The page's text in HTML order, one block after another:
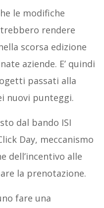
le modifiche
rendere
scorsa edizione
aziende. E’ quindi
passati alla
nuovi punteggi.
dal bando ISI
Day, meccanismo
dell’incentivo alle
la prenotazione.
fare una